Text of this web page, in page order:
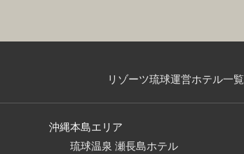
リゾーツ琉球運営ホテル一覧
沖縄本島エリア
琉球温泉 瀬長島ホテル